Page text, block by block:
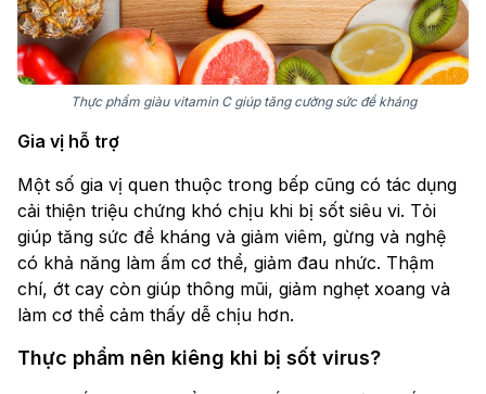
Thực phẩm giàu vitamin C giúp tăng cường sức đề kháng
Gia vị hỗ trợ
Một số gia vị quen thuộc trong bếp cũng có tác dụng
cải thiện triệu chứng khó chịu khi bị sốt siêu vi. Tỏi
giúp tăng sức đề kháng và giảm viêm, gừng và nghệ
có khả năng làm ấm cơ thể, giảm đau nhức. Thậm
chí, ớt cay còn giúp thông mũi, giảm nghẹt xoang và
làm cơ thể cảm thấy dễ chịu hơn.
Thực phẩm nên kiêng khi bị sốt virus?